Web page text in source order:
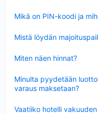
Mikä on PIN-koodi ja
Mistä löydän
Miten näen hinnat?
Minulta pyydetään
varaus maksetaan?
Vaatiiko hotelli